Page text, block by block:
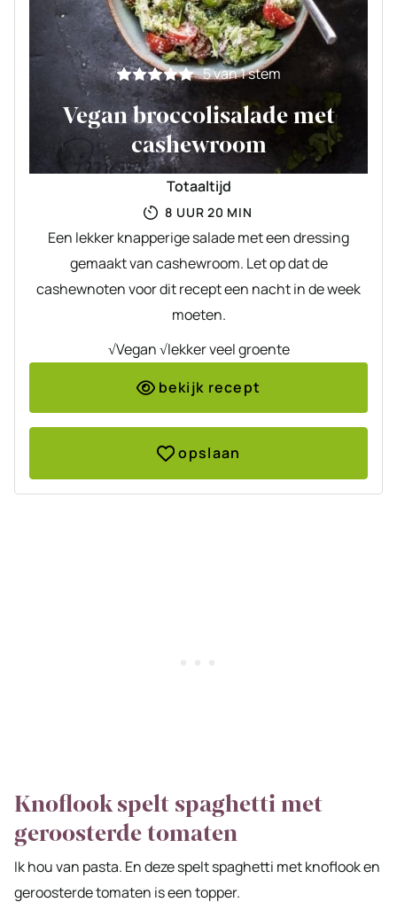
5van 1 stem
Vegan broccolisalade met
cashewroom
Totaaltijd
8 UUR
UUR 20 MINUTEN
MIN
Een lekker knapperige salade met een dressing
gemaakt van cashewroom. Let op dat de
cashewnoten voor dit recept een nacht in de week
moeten.
√Vegan √lekker veel groente
bekijk recept
opslaan
Knoflook spelt spaghetti met
geroosterde tomaten
Ik hou van pasta. En deze spelt spaghetti met knoflook en
geroosterde tomaten is een topper.